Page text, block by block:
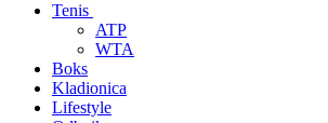
Tenis
ATP
WTA
Boks
Kladionica
Lifestyle